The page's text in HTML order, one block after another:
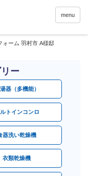
menu
ォーム 羽村市 A様邸
ー
器（多機能）
トインコンロ
器洗い乾燥機
衣類乾燥機